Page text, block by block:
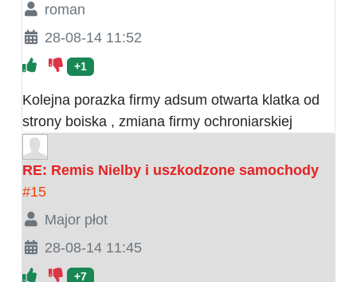
roman
28-08-14 11:52
+1
Kolejna porazka firmy adsum otwarta klatka od
strony boiska , zmiana firmy ochroniarskiej
RE: Remis Nielby i uszkodzone samochody
#15
Major płot
28-08-14 11:45
+7